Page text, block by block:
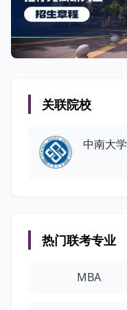
关联院校
中南大学
热门联考专业
MBA